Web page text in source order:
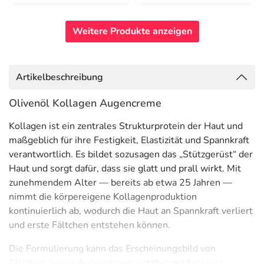
Weitere Produkte anzeigen
Artikelbeschreibung
Olivenöl Kollagen Augencreme
Kollagen ist ein zentrales Strukturprotein der Haut und
maßgeblich für ihre Festigkeit, Elastizität und Spannkraft
verantwortlich. Es bildet sozusagen das „Stützgerüst“ der
Haut und sorgt dafür, dass sie glatt und prall wirkt. Mit
zunehmendem Alter — bereits ab etwa 25 Jahren —
nimmt die körpereigene Kollagenproduktion
kontinuierlich ab, wodurch die Haut an Spannkraft verliert
und erste Fältchen entstehen können.
Die Formulierung kann das Erscheinungsbild von